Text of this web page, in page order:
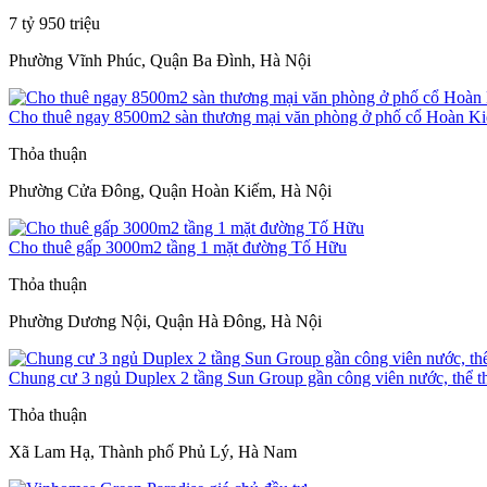
7 tỷ 950 triệu
Phường Vĩnh Phúc, Quận Ba Đình, Hà Nội
Cho thuê ngay 8500m2 sàn thương mại văn phòng ở phố cổ Hoàn
Thỏa thuận
Phường Cửa Đông, Quận Hoàn Kiếm, Hà Nội
Cho thuê gấp 3000m2 tầng 1 mặt đường Tố Hữu
Thỏa thuận
Phường Dương Nội, Quận Hà Đông, Hà Nội
Chung cư 3 ngủ Duplex 2 tầng Sun Group gần công viên nước, thể
Thỏa thuận
Xã Lam Hạ, Thành phố Phủ Lý, Hà Nam